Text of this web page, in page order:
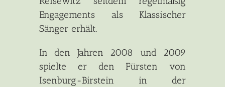
Engagements als Klassischer
Sänger erhält.
In den Jahren 2008 und 2009
spielte er den Fürsten von
Isenburg-Birstein in der